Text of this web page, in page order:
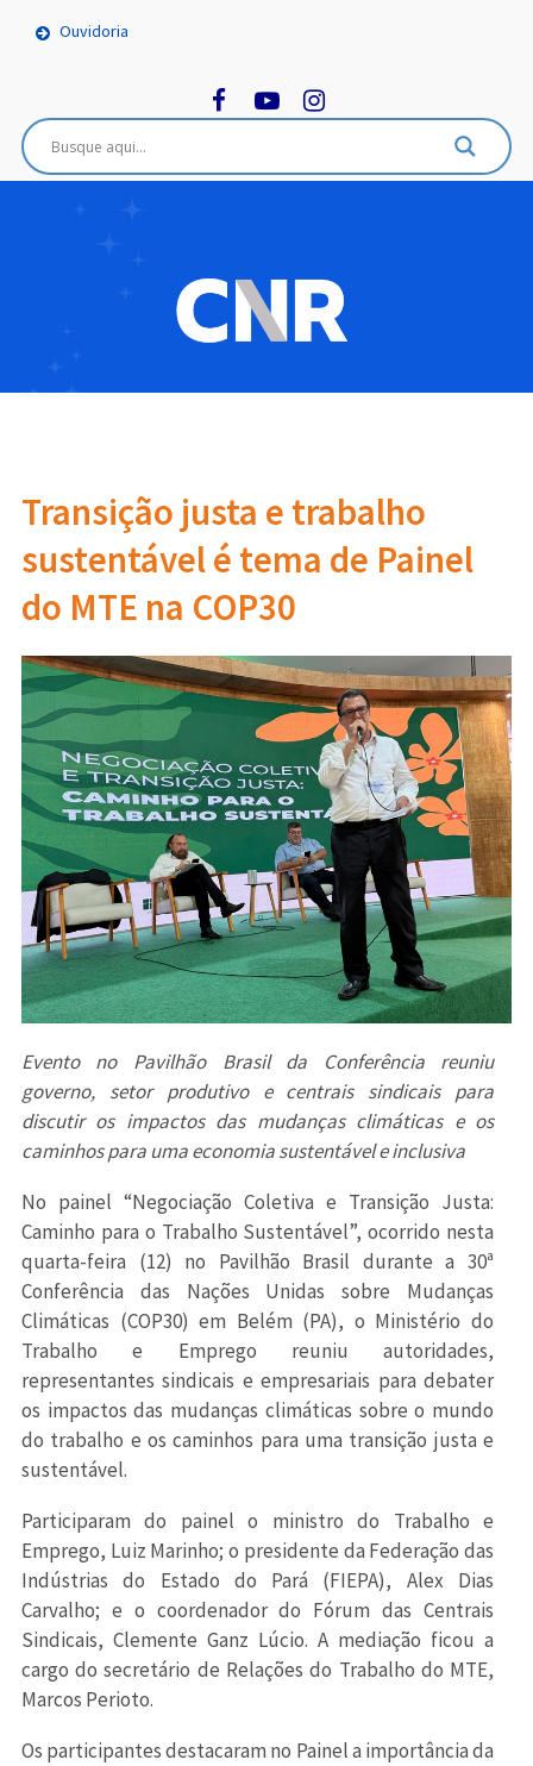
Ouvidoria
Transição justa e trabalho
sustentável é tema de Painel
do MTE na COP30
Evento no Pavilhão Brasil da Conferência reuniu
governo, setor produtivo e centrais sindicais para
discutir os impactos das mudanças climáticas e os
caminhos para uma economia sustentável e inclusiva
No painel “Negociação Coletiva e Transição Justa:
Caminho para o Trabalho Sustentável”, ocorrido nesta
quarta-feira (12) no Pavilhão Brasil durante a 30ª
Conferência das Nações Unidas sobre Mudanças
Climáticas (COP30) em Belém (PA), o Ministério do
Trabalho e Emprego reuniu autoridades,
representantes sindicais e empresariais para debater
os impactos das mudanças climáticas sobre o mundo
do trabalho e os caminhos para uma transição justa e
sustentável.
Participaram do painel o ministro do Trabalho e
Emprego, Luiz Marinho; o presidente da Federação das
Indústrias do Estado do Pará (FIEPA), Alex Dias
Carvalho; e o coordenador do Fórum das Centrais
Sindicais, Clemente Ganz Lúcio. A mediação ficou a
cargo do secretário de Relações do Trabalho do MTE,
Marcos Perioto.
Os participantes destacaram no Painel a importância da